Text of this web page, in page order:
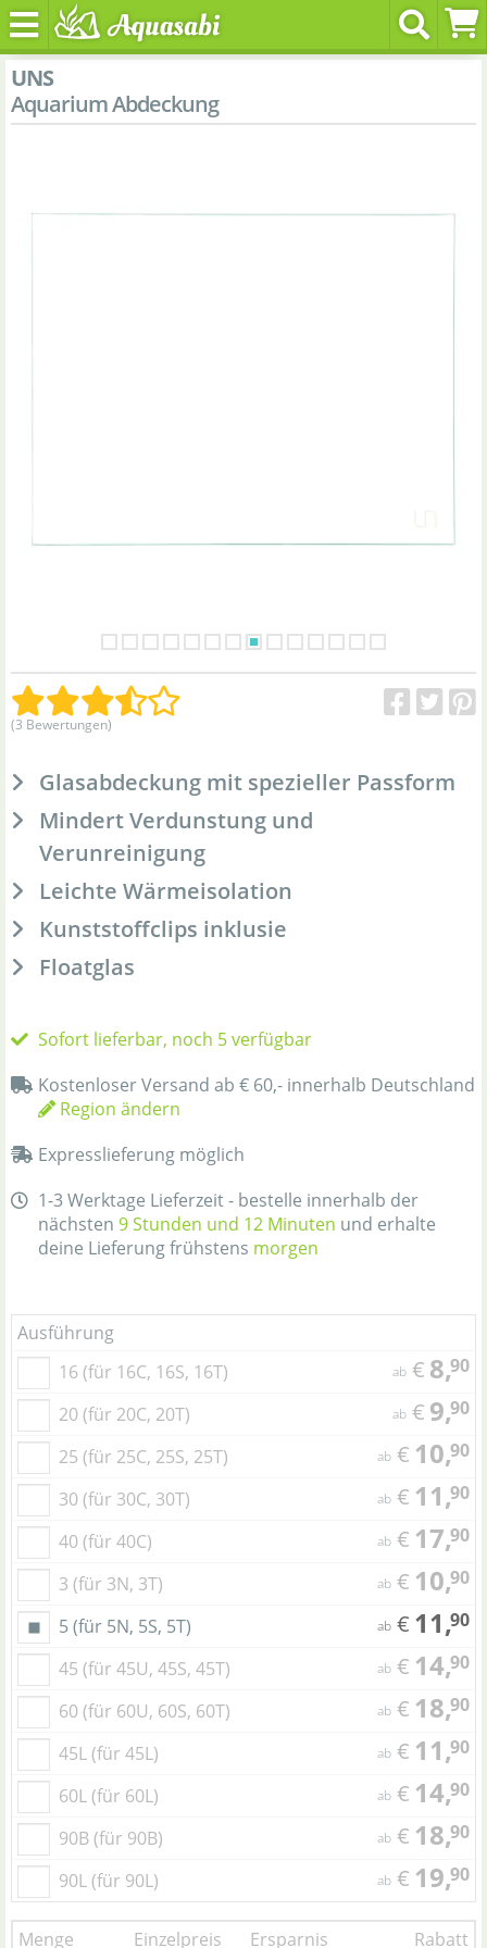
UNS
Aquarium Abdeckung
(3 Bewertungen)
Glasabdeckung mit spezieller Passform
Mindert Verdunstung und
Verunreinigung
Leichte Wärmeisolation
Kunststoffclips inklusie
Floatglas
Sofort lieferbar, noch 5 verfügbar
Kostenloser Versand ab € 60,- innerhalb Deutschland
Region ändern
Expresslieferung möglich
1-3 Werktage Lieferzeit - bestelle innerhalb der
nächsten 9 Stunden und 12 Minuten und erhalte
deine Lieferung frühstens morgen
Ausführung
16 (für 16C, 16S, 16T)
ab € 8,90
20 (für 20C, 20T) ab € 9,90
25 (für 25C, 25S, 25T) ab € 10,90
30 (für 30C, 30T) ab € 11,90
40 (für 40C) ab € 17,90
3 (für 3N, 3T) ab € 10,90
5 (für 5N, 5S, 5T) ab € 11,90
45 (für 45U, 45S, 45T) ab € 14,90
60 (für 60U, 60S, 60T) ab € 18,90
45L (für 45L) ab € 11,90
60L (für 60L) ab € 14,90
90B (für 90B) ab € 18,90
90L (für 90L) ab € 19,90
Menge Einzelpreis Ersparnis Rabatt